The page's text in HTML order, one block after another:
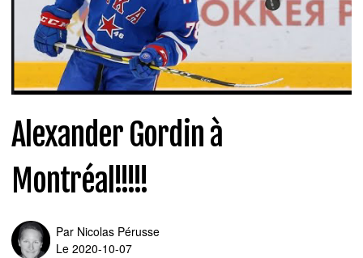
Alexander Gordin à
Montréal!!!!!
Par Nicolas Pérusse
Le 2020-10-07